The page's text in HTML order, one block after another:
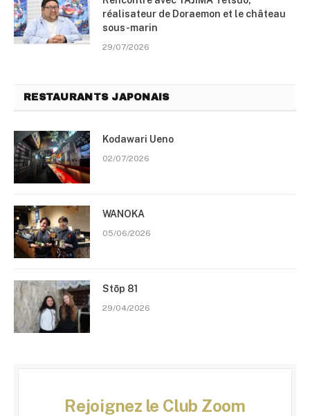
réalisateur de Doraemon et le château
sous-marin
29/07/2026
RESTAURANTS JAPONAIS
Kodawari Ueno
02/07/2026
WANOKA
05/06/2026
Stōp 81
29/04/2026
Rejoignez le Club Zoom